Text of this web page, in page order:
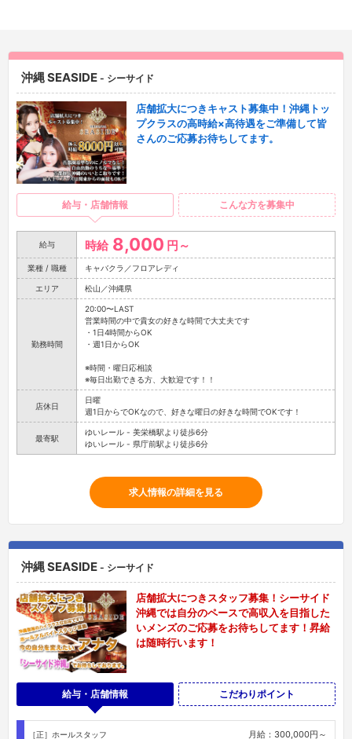
沖縄 SEASIDE - シーサイド
店舗拡大につきキャスト募集中！沖縄トッ
プクラスの高時給×高待遇をご準備して皆
さんのご応募お待ちしてます。
給与・店舗情報 こんな方を募集中
給与 時給 8,000 円～
業種 / 職種 キャバクラ／フロアレディ
エリア 松山／沖縄県
勤務時間
20:00〜LAST
営業時間の中で貴女の好きな時間で大丈夫です
・1日4時間からOK
・週1日からOK
※時間・曜日応相談
※毎日出勤できる方、大歓迎です！！
店休日
日曜
週1日からでOKなので、好きな曜日の好きな時間でOKです！
最寄駅
ゆいレール - 美栄橋駅より徒歩6分
ゆいレール - 県庁前駅より徒歩6分
求人情報の詳細を見る
沖縄 SEASIDE - シーサイド
店舗拡大につきスタッフ募集！シーサイド
沖縄では自分のペースで高収入を目指した
いメンズのご応募をお待ちしてます！昇給
は随時行います！
給与・店舗情報 こだわりポイント
［正］ホールスタッフ 月給：300,000円～